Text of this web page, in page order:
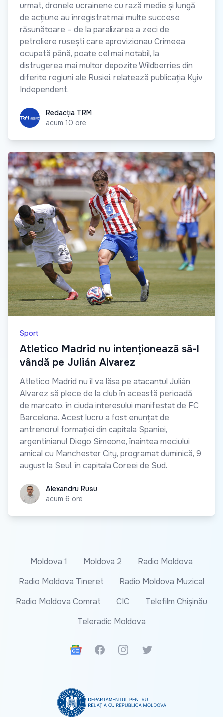
urmat, dronele ucrainene cu rază medie și lungă
de acțiune au înregistrat mai multe succese
răsunătoare – de la paralizarea a zeci de
petroliere rusești care aprovizionau Crimeea
ocupată până, poate cel mai notabil, la
distrugerea mai multor depozite Wildberries din
diferite regiuni ale Rusiei, relatează publicația Kyiv
Independent.
Redacția TRM
Redacția TRM
acum 10 ore
Sport
Atletico Madrid nu intenționează să-l
vândă pe Julián Alvarez
Atletico Madrid nu îl va lăsa pe atacantul Julián
Alvarez să plece de la club în această perioadă
de marcato, în ciuda interesului manifestat de FC
Barcelona. Acest lucru a fost enunțat de
antrenorul formației din capitala Spaniei,
argentinianul Diego Simeone, înaintea meciului
amical cu Manchester City, programat duminică, 9
august la Seul, în capitala Coreei de Sud.
Alexandru Rusu
Alexandru Rusu
acum 6 ore
Moldova 1 Moldova 2
Radio Moldova
Radio Moldova Tineret
Radio Moldova Muzical
Radio Moldova Comrat
CIC
Telefilm Chișinău
Teleradio Moldova
Google News
FacebookInstagramTwitter